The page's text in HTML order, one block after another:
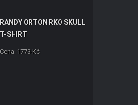
RANDY ORTON RKO SKULL
T-SHIRT
Cena: 1773-Kč